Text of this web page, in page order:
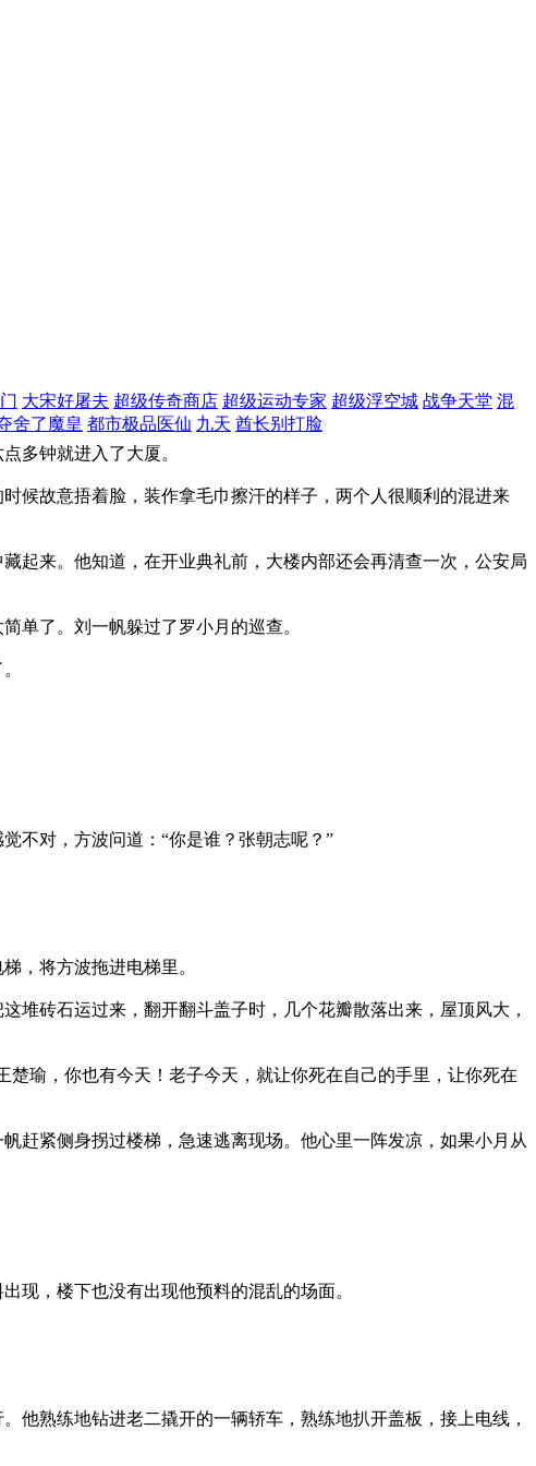
大宋好屠夫 超级传奇商店 超级运动专家 超级浮空城 战争天堂 混
舍了魔皇 都市极品医仙 九天 酋长别打脸
多钟就进入了大厦。
候故意捂着脸，装作拿毛巾擦汗的样子，两个人很顺利的混进来
起来。他知道，在开业典礼前，大楼内部还会再清查一次，公安局
单了。刘一帆躲过了罗小月的巡查。
不对，方波问道：“你是谁？张朝志呢？”
，将方波拖进电梯里。
砖石运过来，翻开翻斗盖子时，几个花瓣散落出来，屋顶风大，
瑜，你也有今天！老子今天，就让你死在自己的手里，让你死在
赶紧侧身拐过楼梯，急速逃离现场。他心里一阵发凉，如果小月从
现，楼下也没有出现他预料的混乱的场面。
熟练地钻进老二撬开的一辆轿车，熟练地扒开盖板，接上电线，